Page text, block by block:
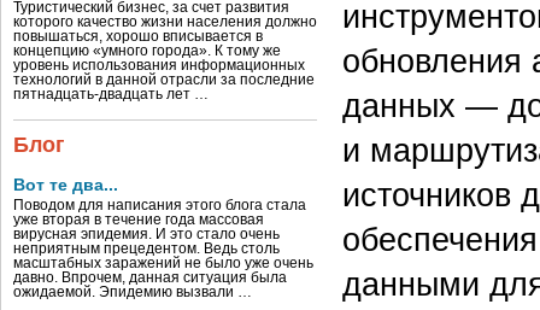
Туристический бизнес, за счет развития
которого качество жизни населения должно
повышаться, хорошо вписывается в
концепцию «умного города». К тому же
уровень использования информационных
технологий в данной отрасли за последние
пятнадцать-двадцать лет …
Блог
Вот те два...
Поводом для написания этого блога стала
уже вторая в течение года массовая
вирусная эпидемия. И это стало очень
неприятным прецедентом. Ведь столь
масштабных заражений не было уже очень
давно. Впрочем, данная ситуация была
ожидаемой. Эпидемию вызвали …
обновления
данных — до
и
источников
данными